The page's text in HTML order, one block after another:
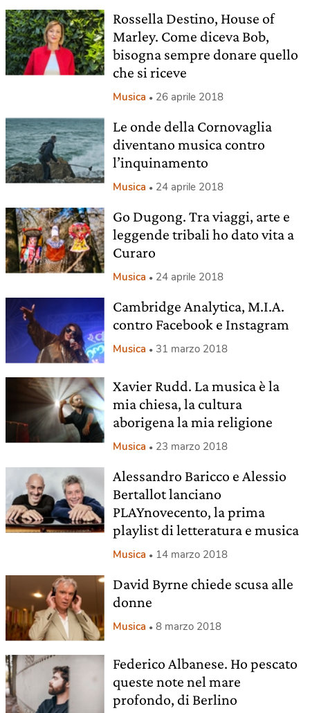
Rossella Destino, House of
Marley. Come diceva Bob,
bisogna sempre donare quello
che si riceve
Musica 26 aprile 2018
Le onde della Cornovaglia
diventano musica contro
l’inquinamento
Musica 24 aprile 2018
Go Dugong. Tra viaggi, arte e
leggende tribali ho dato vita a
Curaro
Musica 24 aprile 2018
Cambridge Analytica, M.I.A.
contro Facebook e Instagram
Musica 31 marzo 2018
Xavier Rudd. La musica è la
mia chiesa, la cultura
aborigena la mia religione
Musica 23 marzo 2018
Alessandro Baricco e Alessio
Bertallot lanciano
PLAYnovecento, la prima
playlist di letteratura e musica
Musica 14 marzo 2018
David Byrne chiede scusa alle
donne
Musica 8 marzo 2018
Federico Albanese. Ho pescato
queste note nel mare
profondo, di Berlino